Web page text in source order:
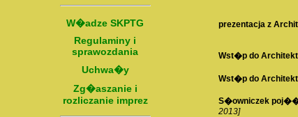
W�adze SKPTG
Regulaminy i
sprawozdania
Uchwa�y
Zg�aszanie i
rozliczanie imprez
prezentacja z
Wst�p do
Wst�p do
S�owniczek poj��
2013]